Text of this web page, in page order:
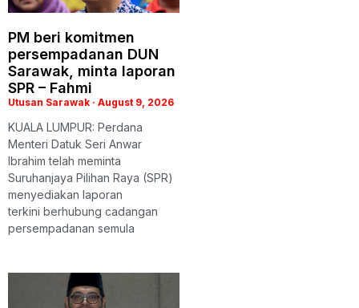
PM beri komitmen
persempadanan DUN
Sarawak, minta laporan
SPR – Fahmi
Utusan Sarawak August 9, 2026
KUALA LUMPUR: Perdana
Menteri Datuk Seri Anwar
Ibrahim telah meminta
Suruhanjaya Pilihan Raya (SPR)
menyediakan laporan
terkini berhubung cadangan
persempadanan semula